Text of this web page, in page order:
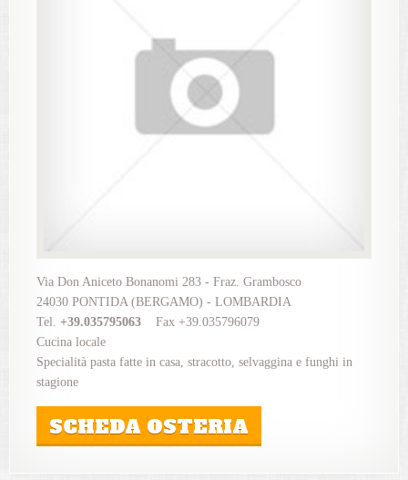
Via Don Aniceto Bonanomi 283 - Fraz. Grambosco
24030 PONTIDA (BERGAMO) - LOMBARDIA
Tel. +39.035795063 Fax +39.035796079
Cucina locale
Specialità pasta fatte in casa, stracotto, selvaggina e funghi in
stagione
SCHEDA OSTERIA